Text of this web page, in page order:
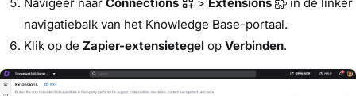
navigatiebalk van het Knowledge Base-portaal.
Klik op de Zapier-extensietegel op Verbinden.